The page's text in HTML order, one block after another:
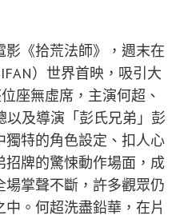
《拾荒法師》，週末在
）世界首映，吸引大
座無虛席，主演何超、
以及導演「彭氏兄弟」彭
特的角色設定、扣人心
牌的驚悚動作場面，成
掌聲不斷，許多觀眾仍
。何超洗盡鉛華，在片